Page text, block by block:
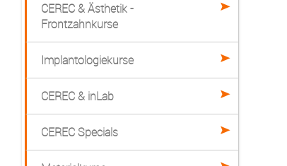
CEREC & Ästhetik -
Frontzahnkurse
Implantologiekurse
CEREC & inLab
CEREC Specials